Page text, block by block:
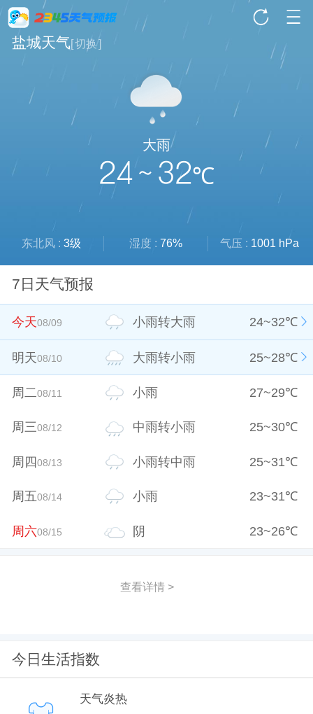
盐城天气[切换]
大雨
24 ~ 32℃
东北风 :3级 湿度 : 76% 气压 : 1001 hPa
7日天气预报
今天08/09 小雨转大雨 24~32℃
明天08/10 大雨转小雨 25~28℃
周二08/11 小雨 27~29℃
周三08/12 中雨转小雨 25~30℃
周四08/13 小雨转中雨 25~31℃
周五08/14 小雨 23~31℃
周六08/15 阴 23~26℃
查看详情 >
今日生活指数
天气炎热